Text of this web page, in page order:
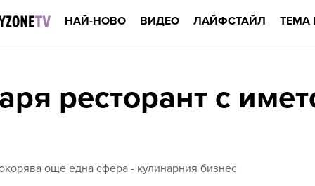
НАЙ-НОВО ВИДЕО ЛАЙФСТАЙЛ ТЕМА
ресторант с
още една сфера - кулинарния бизнес